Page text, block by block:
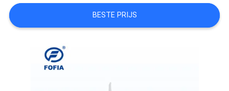
SITEMAP
PRIVACY
BESTE PRIJS